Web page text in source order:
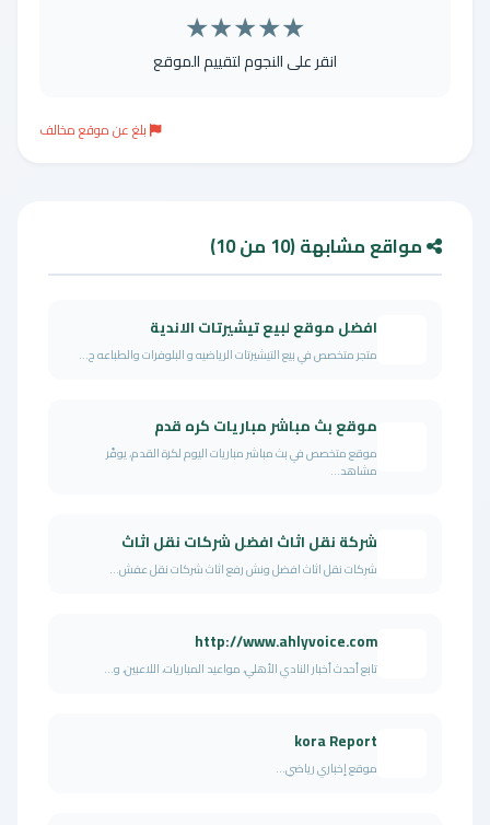
★
★
★
★
★
انقر على النجوم لتقييم الموقع
بلغ عن موقع مخالف
مواقع مشابهة (10 من 10)
افضل موقع لبيع تيشيرتات الاندية
متجر متخصص في بيع التيشيرتات الرياضيه و البلوفرات والطباعه ح...
موقع بث مباشر مباريات كره قدم
موقع متخصص في بث مباشر مباريات اليوم لكرة القدم، يوفّر
مشاهد...
شركة نقل اثاث افضل شركات نقل اثاث
شركات نقل اثاث افضل ونش رفع اثاث شركات نقل عفش...
http://www.ahlyvoice.com
تابع أحدث أخبار النادي الأهلي، مواعيد المباريات، اللاعبين، و...
kora Report
موقع إخباري رياضي...